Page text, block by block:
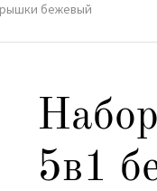
бежевый
5в1